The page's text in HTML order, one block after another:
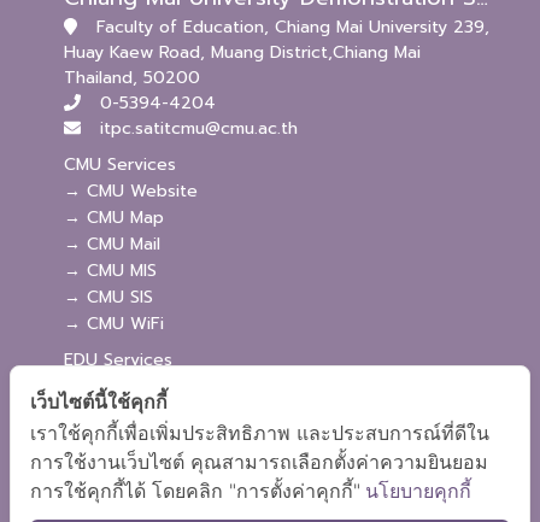
Faculty of Education, Chiang Mai University 239,
Huay Kaew Road, Muang District,Chiang Mai
Thailand, 50200
0-5394-4204
itpc.satitcmu@cmu.ac.th
CMU Services
→ CMU Website
→ CMU Map
→ CMU Mail
→ CMU MIS
→ CMU SIS
→ CMU WiFi
EDU Services
→ EDU Website
→ EDU Webmaster
→ Admission
→ EDU MIS
→ EDU SIS
เว็บไซต์นี้ใช้คุกกี้
เราใช้คุกกี้เพื่อเพิ่มประสิทธิภาพ และประสบการณ์ที่ดีใน
การใช้งานเว็บไซต์ คุณสามารถเลือกตั้งค่าความยินยอม
การใช้คุกกี้ได้ โดยคลิก "การตั้งค่าคุกกี้" นโยบายคุกกี้